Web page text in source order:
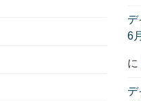
デ
6
に
デ